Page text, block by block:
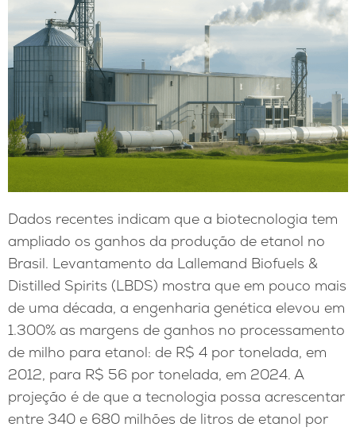
Dados recentes indicam que a biotecnologia tem
ampliado os ganhos da produção de etanol no
Brasil. Levantamento da Lallemand Biofuels &
Distilled Spirits (LBDS) mostra que em pouco mais
de uma década, a engenharia genética elevou em
1.300% as margens de ganhos no processamento
de milho para etanol: de R$ 4 por tonelada, em
2012, para R$ 56 por tonelada, em 2024. A
projeção é de que a tecnologia possa acrescentar
entre 340 e 680 milhões de litros de etanol por